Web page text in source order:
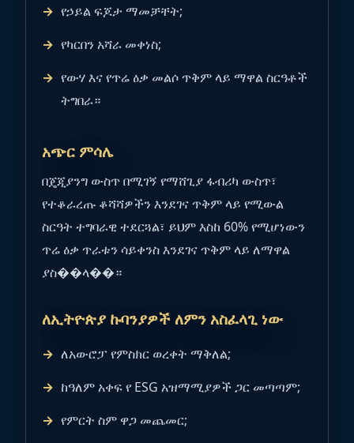
የኃይል ፍጆታ ማመቻቸት;
የካርበን አሻራ መቀነስ;
የውሃ እና የጥሬ ዕቃ መልሶ ጥቅም ላይ ማዋል ስርዓቶች
ትግበራ።
አጭር ምሳሌ
በጄጂያንግ ውስጥ በሚገኝ የማሸጊያ ፋብሪካ ውስጥ፣
የተቆራረጡ ቆሻሻዎችን እንደገና ጥቅም ላይ የሚውል
ስርዓት ተግባራዊ ተደርጓል፣ ይህም እስከ 60% የሚሆነውን
ጥሬ ዕቃ ጥራቱን ሳይቀንስ እንደገና ጥቅም ላይ ለማዋል
ያስ��ላ��።
ለኢትዮጵያ ኩባንያዎች ለምን አስፈላጊ ነው
ለአውሮፓ የምስክር ወረቀት ማቅለል;
ከዓለም አቀፍ የ ESG አዝማሚያዎች ጋር መጣጣም;
የምርት ስም ዋጋ መጨመር;